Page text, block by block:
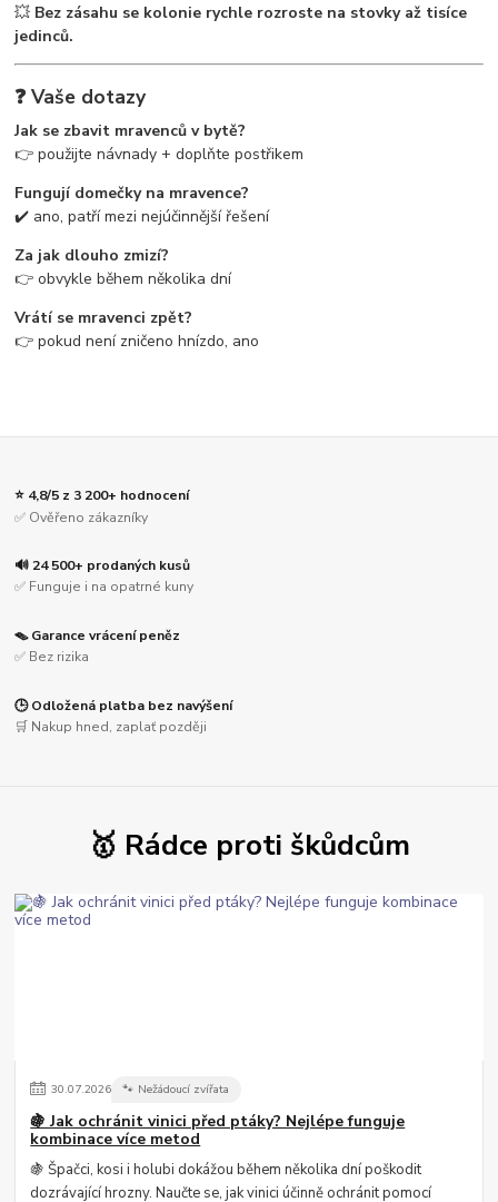
💥 Bez zásahu se kolonie rychle rozroste na stovky až tisíce
jedinců.
❓ Vaše dotazy
Jak se zbavit mravenců v bytě?
👉 použijte návnady + doplňte postřikem
Fungují domečky na mravence?
✔️ ano, patří mezi nejúčinnější řešení
Za jak dlouho zmizí?
👉 obvykle během několika dní
Vrátí se mravenci zpět?
👉 pokud není zničeno hnízdo, ano
⭐ 4,8/5 z 3 200+ hodnocení
✅ Ověřeno zákazníky
🔊 24 500+ prodaných kusů
✅ Funguje i na opatrné kuny
🪤 Garance vrácení peněz
✅ Bez rizika
🕒 Odložená platba bez navýšení
🛒 Nakup hned, zaplať později
🥇 Rádce proti škůdcům
30.07.2026 🐾 Nežádoucí zvířata
🍇 Jak ochránit vinici před ptáky? Nejlépe funguje
kombinace více metod
🍇 Špačci, kosi i holubi dokážou během několika dní poškodit
dozrávající hrozny. Naučte se, jak vinici účinně ochránit pomocí